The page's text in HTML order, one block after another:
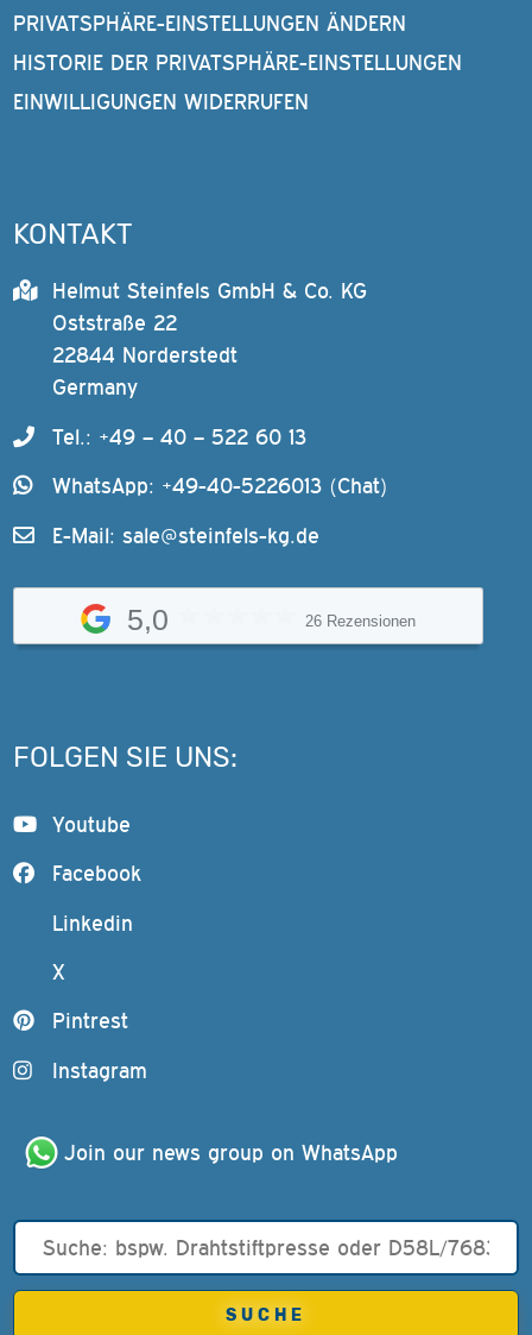
PRIVATSPHÄRE-EINSTELLUNGEN ÄNDERN
HISTORIE DER PRIVATSPHÄRE-EINSTELLUNGEN
EINWILLIGUNGEN WIDERRUFEN
KONTAKT
Helmut Steinfels GmbH & Co. KG
Oststraße 22
22844 Norderstedt
Germany
Tel.: +49 – 40 – 522 60 13
WhatsApp: +49-40-5226013 (Chat)
E-Mail: sale@steinfels-kg.de
5,0 26 Rezensionen
FOLGEN SIE UNS:
Youtube
Facebook
Linkedin
X
Pintrest
Instagram
Join our news group on WhatsApp